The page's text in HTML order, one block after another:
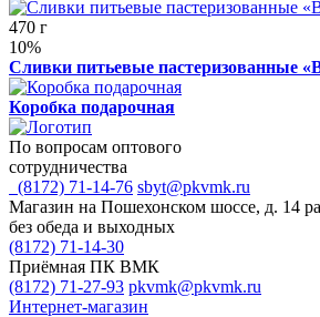
470 г
10%
Сливки питьевые пастеризованные
Коробка подарочная
По вопросам оптового
сотрудничества
(8172) 71-14-76 sbyt@pkvmk.ru
Магазин на Пошехонском шоссе, д. 14
без обеда и выходных
(8172) 71-14-30
Приёмная ПК ВМК
(8172) 71-27-93 pkvmk@pkvmk.ru
Интернет-магазин